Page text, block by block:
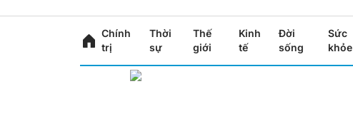
Chính
trị
Thời
sự
Thế
giới
Kinh
tế
Đời
sống
Sức
khỏe